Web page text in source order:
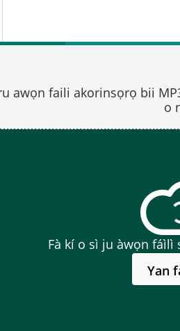
awọn faili akorinsọrọ bii
o
Fà kí o sì ju àwọn
Yan